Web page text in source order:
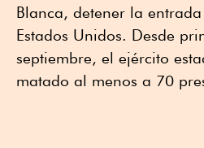
Blanca, detener la
Estados Unidos. Desde
septiembre, el ejército
matado al menos a 70